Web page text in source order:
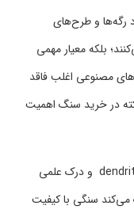
رگه‌ها و طرح‌های
بلکه معیار مهمی
مصنوعی اغلب فاقد
در خرید سنگ اهمیت
در نهایت، شناخت کامل ویژگی های dendrite stone و درک علمی
سنگی با کیفیت